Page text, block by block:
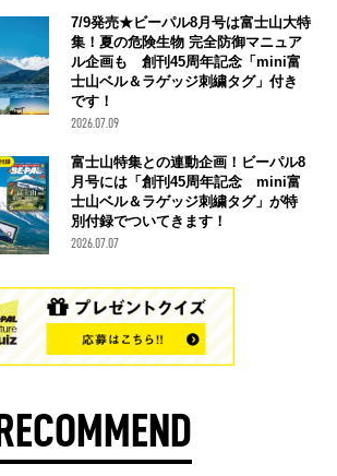
7/9発売★ビーパル8月号は富士山大特
集！夏の危険生物 完全防御マニュア
ル企画も 創刊45周年記念「mini富
士山ベル＆ラゲッジ刺繍タグ」付き
です！
2026.07.09
富士山特集との連動企画！ビーパル8
月号には「創刊45周年記念 mini富
士山ベル＆ラゲッジ刺繍タグ」が特
別付録でついてきます！
2026.07.07
RECOMMEND